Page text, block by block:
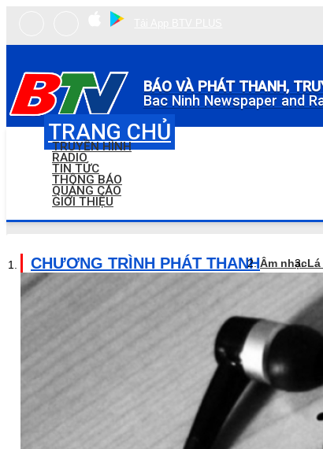
BÁO VÀ PHÁT THANH,
Bac Ninh Newspaper and
TRANG CHỦ
TRUYỀN HÌNH
RADIO
TIN TỨC
THÔNG BÁO
QUẢNG CÁO
GIỚI THIỆU
CHƯƠNG TRÌNH PHÁT THANHÂm nhạc